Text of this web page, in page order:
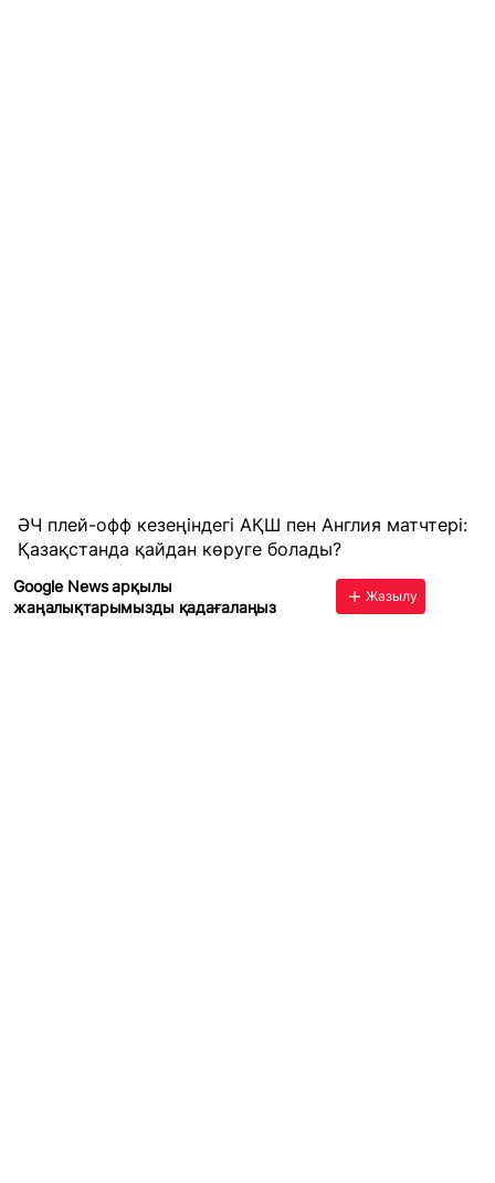
ӘЧ плей-офф кезеңіндегі АҚШ пен Англия матчтері:
Қазақстанда қайдан көруге болады?
Google News арқылы
жаңалықтарымызды қадағалаңыз
Жазылу